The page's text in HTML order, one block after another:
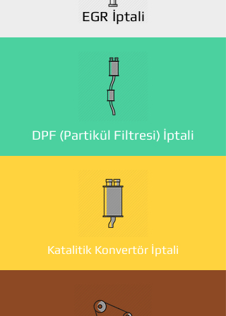
EGR İptali
DPF (Partikül Filtresi) İptali
Katalitik Konvertör İptali